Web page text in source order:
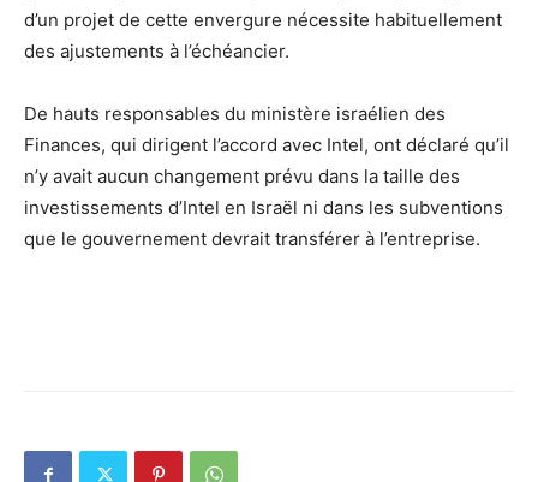
d’un projet de cette envergure nécessite habituellement
des ajustements à l’échéancier.
De hauts responsables du ministère israélien des
Finances, qui dirigent l’accord avec Intel, ont déclaré qu’il
n’y avait aucun changement prévu dans la taille des
investissements d’Intel en Israël ni dans les subventions
que le gouvernement devrait transférer à l’entreprise.